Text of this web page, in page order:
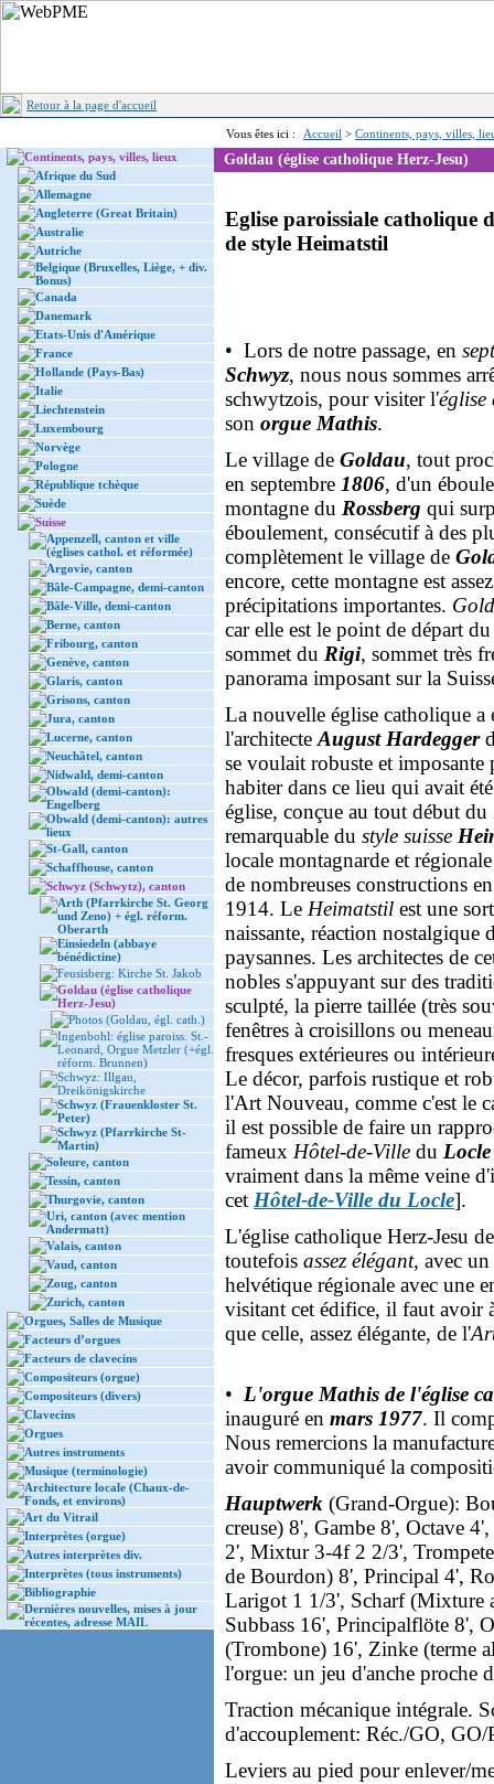
Retour à la page d'accueil
Vous êtes ici : Accueil > Continents, pays, villes,
Continents, pays, villes, lieux
Afrique du Sud
Allemagne
Angleterre (Great Britain)
Australie
Autriche
Belgique (Bruxelles, Liège, + div.
Bonus)
Canada
Danemark
Etats-Unis d'Amérique
France
Hollande (Pays-Bas)
Italie
Liechtenstein
Luxembourg
Norvège
Pologne
République tchèque
Suède
Suisse
Appenzell, canton et ville
(églises cathol. et réformée)
Argovie, canton
Bâle-Campagne, demi-canton
Bâle-Ville, demi-canton
Berne, canton
Fribourg, canton
Genève, canton
Glaris, canton
Grisons, canton
Jura, canton
Lucerne, canton
Neuchâtel, canton
Nidwald, demi-canton
Obwald (demi-canton):
Engelberg
Obwald (demi-canton): autres
lieux
St-Gall, canton
Schaffhouse, canton
Schwyz (Schwytz), canton
Arth (Pfarrkirche St. Georg
und Zeno) + égl. réform.
Oberarth
Einsiedeln (abbaye
bénédictine)
Feusisberg: Kirche St. Jakob
Goldau (église catholique
Herz-Jesu)
Photos (Goldau, égl. cath.)
Ingenbohl: église paroiss. St.-
Leonard, Orgue Metzler (+égl.
réform. Brunnen)
Schwyz: Illgau,
Dreikönigskirche
Schwyz (Frauenkloster St.
Peter)
Schwyz (Pfarrkirche St-
Martin)
Soleure, canton
Tessin, canton
Thurgovie, canton
Uri, canton (avec mention
Andermatt)
Valais, canton
Vaud, canton
Zoug, canton
Zurich, canton
Orgues, Salles de Musique
Facteurs d’orgues
Facteurs de clavecins
Compositeurs (orgue)
Compositeurs (divers)
Clavecins
Orgues
Autres instruments
Musique (terminologie)
Architecture locale (Chaux-de-
Fonds, et environs)
Art du Vitrail
Interprètes (orgue)
Autres interprètes div.
Interprètes (tous instruments)
Bibliographie
Dernières nouvelles, mises à jour
récentes, adresse MAIL
Goldau (église catholique Herz-Jesu)
Eglise paroissiale catholique
de style Heimatstil
• Lors de notre passage, en
Schwyz, nous nous sommes
schwytzois, pour visiter l'
son orgue Mathis.
Le village de Goldau, tout
en septembre 1806, d'un
montagne du Rossberg qui
éboulement, consécutif à des
complètement le village de
encore, cette montagne est
précipitations importantes.
car elle est le point de départ
sommet du Rigi, sommet très
panorama imposant sur la
La nouvelle église catholique a
l'architecte August Hardegger
se voulait robuste et
habiter dans ce lieu qui avait
église, conçue au tout début du
remarquable du style suisse
locale montagnarde et
de nombreuses constructions
1914. Le Heimatstil est une
naissante, réaction nostalgique
paysannes. Les architectes de
nobles s'appuyant sur des
sculpté, la pierre taillée (très
fenêtres à croisillons ou
fresques extérieures ou
Le décor, parfois rustique et
l'Art Nouveau, comme c'est le
il est possible de faire un
fameux Hôtel-de-Ville du Locle
vraiment dans la même veine
cet Hôtel-de-Ville du Locle].
L'église catholique Herz-Jesu
toutefois assez élégant, avec
helvétique régionale avec une
visitant cet édifice, il faut avoir
que celle, assez élégante, de l'
• L'orgue Mathis de l'église
inauguré en mars 1977. Il
Nous remercions la
avoir communiqué la
Hauptwerk (Grand-Orgue):
creuse) 8', Gambe 8', Octave
2', Mixtur 3-4f 2 2/3',
de Bourdon) 8', Principal 4',
Larigot 1 1/3', Scharf
Subbass 16', Principalflöte 8',
(Trombone) 16', Zinke (terme
l'orgue: un jeu d'anche proche
Traction mécanique intégrale.
d'accouplement: Réc./GO, GO/
Leviers au pied pour enlever/